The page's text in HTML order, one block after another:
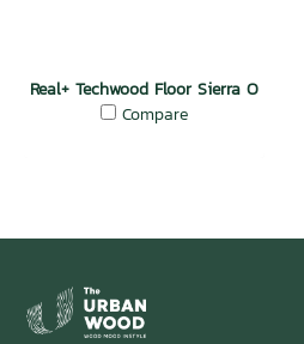
Real+ Techwood Floor Sierra Oak
Compare